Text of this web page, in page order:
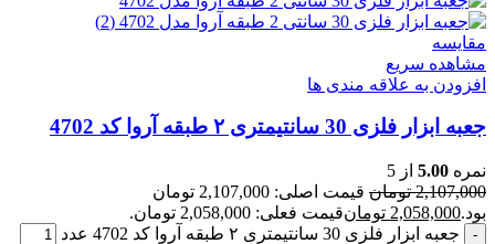
مقایسه
مشاهده سریع
افزودن به علاقه مندی ها
جعبه ابزار فلزی 30 سانتیمتری ۲ طبقه آروا کد 4702
نمره 5.00 از 5
2,107,000 تومان
قیمت اصلی: 2,107,000 تومان
بود.2,058,000 تومانقیمت فعلی: 2,058,000 تومان.
جعبه ابزار فلزی 30 سانتیمتری ۲ طبقه آروا کد 4702 عدد